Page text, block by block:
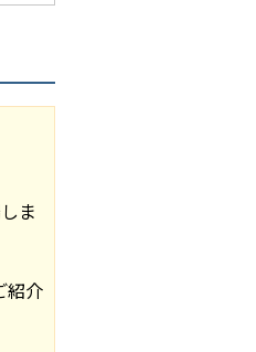
ま
紹介